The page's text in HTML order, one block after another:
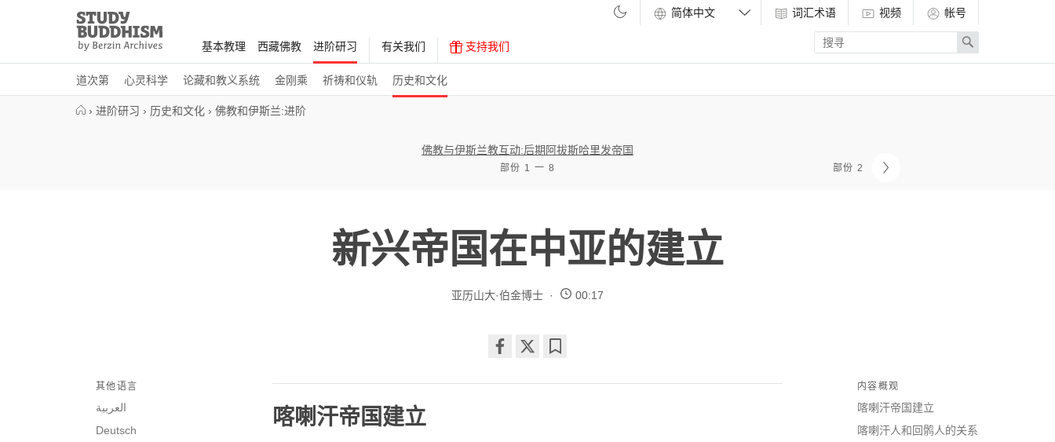
Study
Buddhism
Home
基本教理 西藏佛教 进阶研习
道次第 心灵科学 论藏和教义系统 金刚乘 祈祷和仪轨 历史和文化
有关我们 支持我们
词汇术语 视频
帐号
Enter
search
term
Search
› 进阶研习 › 历史和文化 › 佛教和伊斯兰:进阶
佛教与伊斯兰教互动:后期阿拔斯哈里发帝国
部份 1 一 8 部份 2
新兴帝国在中亚的建立
亚历山大·伯金博士 00:17
on
内容概观
喀喇汗帝国建立
喀喇汗人和回鹘人的关系
其他语言
العربية
Deutsch
喀喇汗帝国建立